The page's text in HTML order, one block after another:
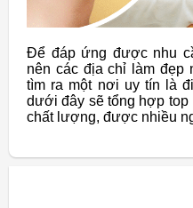
Để đáp ứng được nhu
nên các địa chỉ làm đẹp
tìm ra một nơi uy tín là
dưới đây sẽ tổng hợp
chất lượng, được nhiều